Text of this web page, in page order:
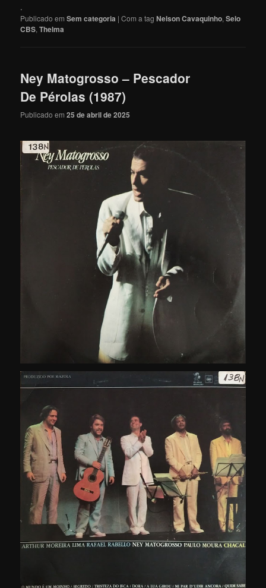
.
Publicado em Sem categoria |Com a tagNelson Cavaquinho,Selo
CBS,Thelma
Ney Matogrosso – Pescador
De Pérolas (1987)
Publicado em25 de abril de 2025